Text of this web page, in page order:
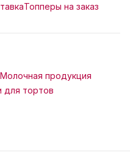
Топперы на заказ
Молочная продукция
для тортов